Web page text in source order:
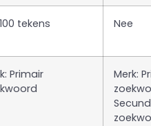
tekens Nee
Primair
Merk: